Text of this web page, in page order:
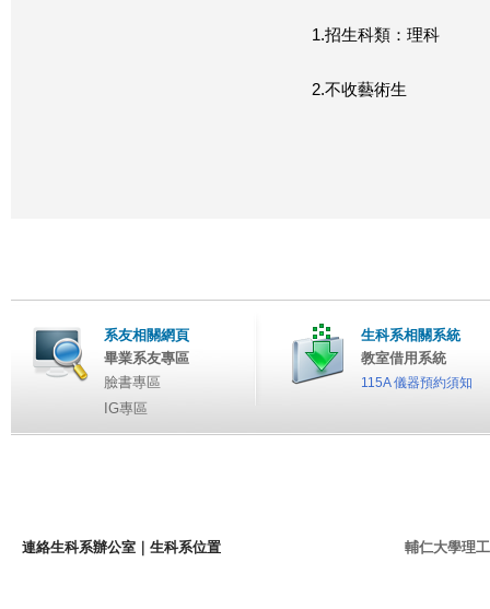
1.招生科類：理科
2.不收藝術生
系友相關網頁
畢業系友專區
臉書專區
IG專區
生科系相關系統
教室借用系統
115A 儀器預約須知
連絡生科系辦公室 生科系位置 輔仁大學理